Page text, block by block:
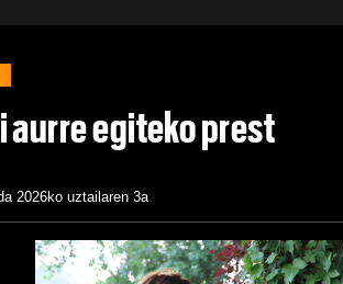
aurre egiteko prest
2026ko uztailaren 3a